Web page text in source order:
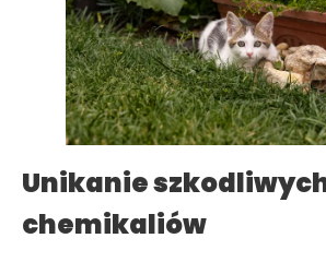
Unikanie
chemikaliów